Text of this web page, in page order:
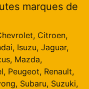
marques de
Citroen,
Isuzu, Jaguar,
Mazda,
Peugeot, Renault,
Subaru, Suzuki,